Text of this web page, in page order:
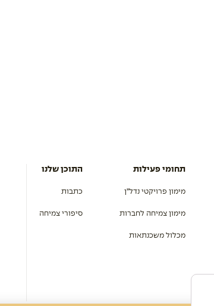
תחומי פעילות
מימון פרויקטי נדל”ן
מימון צמיחה לחברות
מכלול משכנתאות
התוכן שלנו
כתבות
סיפורי צמיחה